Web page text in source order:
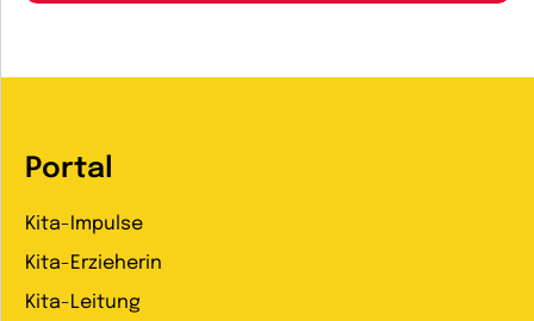
Portal
Kita-Impulse
Kita-Erzieherin
Kita-Leitung